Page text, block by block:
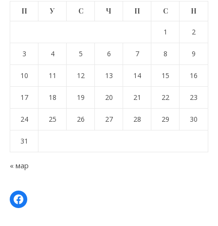
П У С Ч П С Н
1 2
3 4 5 6 7 8 9
10 11 12 13 14 15 16
17 18 19 20 21 22 23
24 25 26 27 28 29 30
31
« мар